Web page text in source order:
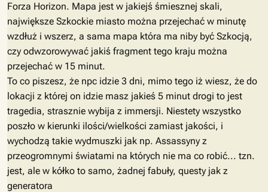
Forza Horizon. Mapa jest w jakiejś śmiesznej skali,
największe Szkockie miasto można przejechać w minutę
wzdłuż i wszerz, a sama mapa która ma niby być Szkocją,
czy odwzorowywać jakiś fragment tego kraju można
przejechać w 15 minut.
To co piszesz, że npc idzie 3 dni, mimo tego iż wiesz, że do
lokacji z której on idzie masz jakieś 5 minut drogi to jest
tragedia, strasznie wybija z immersji. Niestety wszystko
poszło w kierunki ilości/wielkości zamiast jakości, i
wychodzą takie wydmuszki jak np. Assassyny z
przeogromnymi światami na których nie ma co robić... tzn.
jest, ale w kółko to samo, żadnej fabuły, questy jak z
generatora